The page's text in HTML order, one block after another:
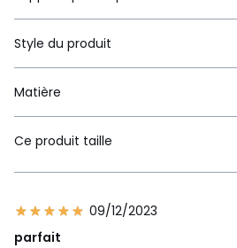
Style du produit
Matière
Ce produit taille
09/12/2023
parfait